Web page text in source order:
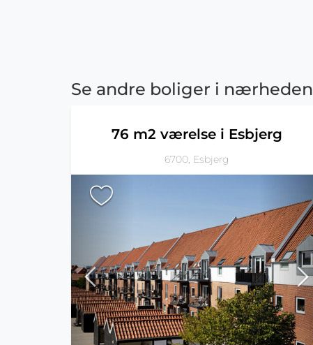
Se andre boliger i nærheden
76 m2 værelse i Esbjerg
6700, Esbjerg